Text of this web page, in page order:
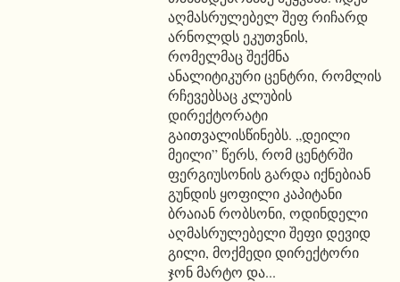
აღმასრულებელ შეფ რიჩარდ
არნოლდს ეკუთვნის,
რომელმაც შექმნა
ანალიტიკური ცენტრი, რომლის
რჩევებსაც კლუბის
დირექტორატი
გაითვალისწინებს. „დეილი
მეილი” წერს, რომ ცენტრში
ფერგიუსონის გარდა იქნებიან
გუნდის ყოფილი კაპიტანი
ბრაიან რობსონი, ოდინდელი
აღმასრულებელი შეფი დევიდ
გილი, მოქმედი დირექტორი
ჯონ მარტო და...